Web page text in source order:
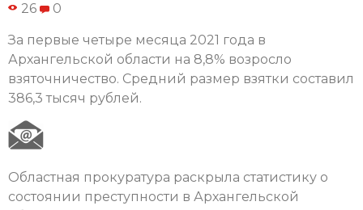
26 0
За первые четыре месяца 2021 года в
Архангельской области на 8,8% возросло
взяточничество. Средний размер взятки составил
386,3 тысяч рублей.
Областная прокуратура раскрыла статистику о
состоянии преступности в Архангельской